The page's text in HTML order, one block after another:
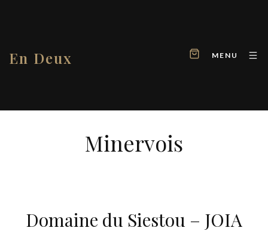
MENU
En Deux
Minervois
Domaine du Siestou – JOIA